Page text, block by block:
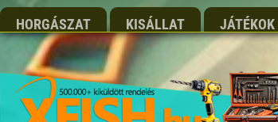
HORGÁSZAT KISÁLLAT JÁTÉKOK